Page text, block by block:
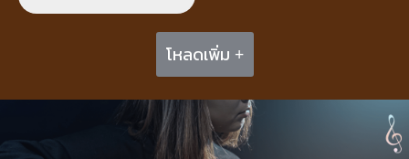
โหลดเพิ่ม +